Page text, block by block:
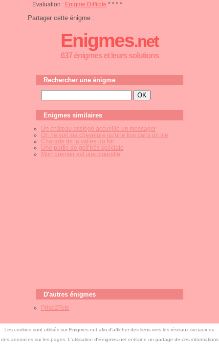
Evaluation : Enigme Difficile * * * *
Partager cette énigme :
Enigmes.net
637 énigmes et leurs solutions
Rechercher une énigme
Enigmes similaires
Un château assiégé accueille un messager
On ne voit ma chevelure qu'une fois dans un vie
Charade de la vallée du Nil
Une partie de golf très spéciale
Mon premier est une cigarette
D'autres énigmes
Prise2Tete
Les cookies sont utilisés sur Enigmes.net afin d'afficher des liens vers les réseaux sociaux ou
des annonces sur les pages. L'utilisation d'Enigmes.net entraine un partage de ces informations